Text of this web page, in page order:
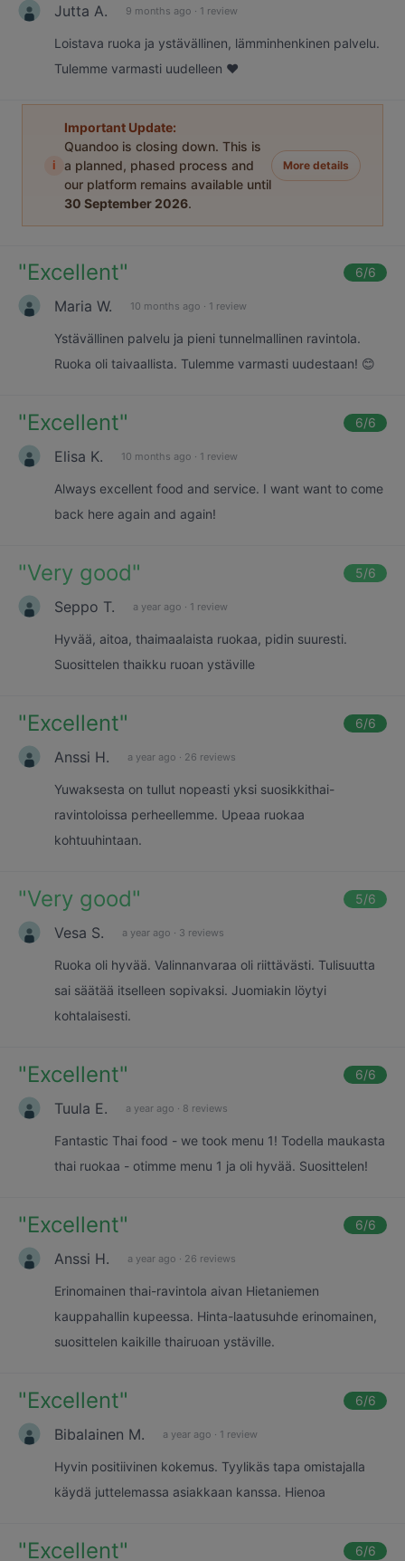
Jutta A. 9 months ago · 1 review
Loistava ruoka ja ystävällinen, lämminhenkinen palvelu.
Tulemme varmasti uudelleen ❤️
i
Important Update:
Quandoo is closing down. This is
a planned, phased process and
our platform remains available until
30 September 2026.
More details
"Excellent" 6/6
Maria W. 10 months ago · 1 review
Ystävällinen palvelu ja pieni tunnelmallinen ravintola.
Ruoka oli taivaallista. Tulemme varmasti uudestaan! 😊
"Excellent" 6/6
Elisa K. 10 months ago · 1 review
Always excellent food and service. I want want to come
back here again and again!
"Very good" 5/6
Seppo T. a year ago · 1 review
Hyvää, aitoa, thaimaalaista ruokaa, pidin suuresti.
Suosittelen thaikku ruoan ystäville
"Excellent" 6/6
Anssi H. a year ago · 26 reviews
Yuwaksesta on tullut nopeasti yksi suosikkithai-
ravintoloissa perheellemme. Upeaa ruokaa
kohtuuhintaan.
"Very good" 5/6
Vesa S. a year ago · 3 reviews
Ruoka oli hyvää. Valinnanvaraa oli riittävästi. Tulisuutta
sai säätää itselleen sopivaksi. Juomiakin löytyi
kohtalaisesti.
"Excellent" 6/6
Tuula E. a year ago · 8 reviews
Fantastic Thai food - we took menu 1! Todella maukasta
thai ruokaa - otimme menu 1 ja oli hyvää. Suosittelen!
"Excellent" 6/6
Anssi H. a year ago · 26 reviews
Erinomainen thai-ravintola aivan Hietaniemen
kauppahallin kupeessa. Hinta-laatusuhde erinomainen,
suosittelen kaikille thairuoan ystäville.
"Excellent" 6/6
Bibalainen M. a year ago · 1 review
Hyvin positiivinen kokemus. Tyylikäs tapa omistajalla
käydä juttelemassa asiakkaan kanssa. Hienoa
"Excellent" 6/6